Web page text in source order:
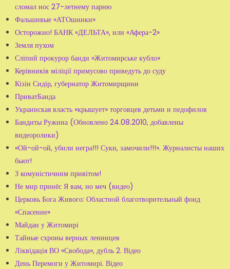
сломал нос 27-летнему парню
Фальшивые «АТОшники»
Осторожно! БАНК «ДЕЛЬТА», или «Афера-2»
Земля пухом
Сліпий прокурор банди «Житомирське кубло»
Керівників міліції примусово приведуть до суду
Кізін Сидір, губернатор Житомирщини
ПриватБанда
Украинская власть «крышует» торговцев детьми и педофилов
Бандиты Ружина (Обновлено 24.08.2010, добавлены
видеоролики)
«Ой-ой-ой, убили негра!!! Суки, замочили!!!». Журналисты наших
бьют!
З комуністичним привітом!
Не мир принёс Я вам, но меч (видео)
Церковь Бога Живого: Областной благотворительный фонд
«Спасение»
Майдан у Житомирі
Тайные схроны верных ленинцев
Ліквідація ВО «Свобода», дубль 2. Відео
День Перемоги у Житомирі. Відео